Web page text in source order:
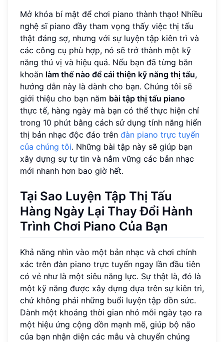
Mở khóa bí mật để chơi piano thành thạo! Nhiều
nghệ sĩ piano đầy tham vọng thấy việc thị tấu
thật đáng sợ, nhưng với sự luyện tập kiên trì và
các công cụ phù hợp, nó sẽ trở thành một kỹ
năng thú vị và hiệu quả. Nếu bạn đã từng băn
khoăn làm thế nào để cải thiện kỹ năng thị tấu,
hướng dẫn này là dành cho bạn. Chúng tôi sẽ
giới thiệu cho bạn năm bài tập thị tấu piano
thực tế, hàng ngày mà bạn có thể thực hiện chỉ
trong 10 phút bằng cách sử dụng tính năng hiển
thị bản nhạc độc đáo trên đàn piano trực tuyến
của chúng tôi. Những bài tập này sẽ giúp bạn
xây dựng sự tự tin và nắm vững các bản nhạc
mới nhanh hơn bao giờ hết.
Tại Sao Luyện Tập Thị Tấu
Hàng Ngày Lại Thay Đổi Hành
Trình Chơi Piano Của Bạn
Khả năng nhìn vào một bản nhạc và chơi chính
xác trên đàn piano trực tuyến ngay lần đầu tiên
có vẻ như là một siêu năng lực. Sự thật là, đó là
một kỹ năng được xây dựng dựa trên sự kiên trì,
chứ không phải những buổi luyện tập dồn sức.
Dành một khoảng thời gian nhỏ mỗi ngày tạo ra
một hiệu ứng cộng dồn mạnh mẽ, giúp bộ não
của bạn nhận diện các mẫu và chuyển chúng